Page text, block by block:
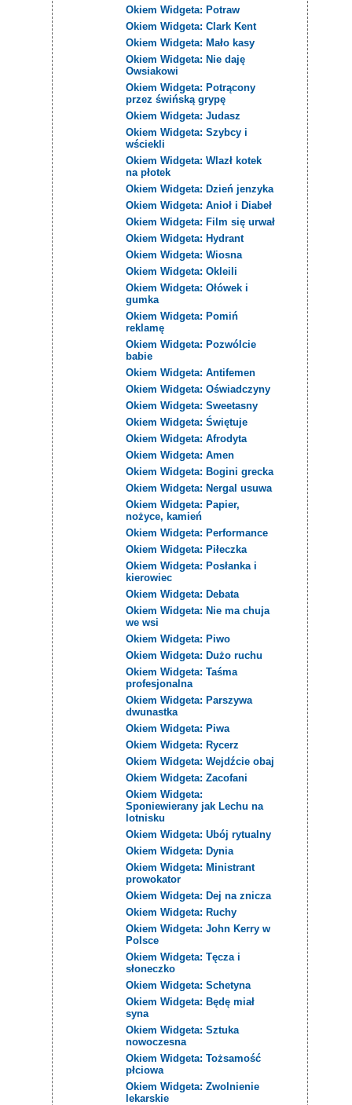
Okiem Widgeta: Potraw
Okiem Widgeta: Clark Kent
Okiem Widgeta: Mało kasy
Okiem Widgeta: Nie daję
Owsiakowi
Okiem Widgeta: Potrącony
przez świńską grypę
Okiem Widgeta: Judasz
Okiem Widgeta: Szybcy i
wściekli
Okiem Widgeta: Wlazł kotek
na płotek
Okiem Widgeta: Dzień jenzyka
Okiem Widgeta: Anioł i Diabeł
Okiem Widgeta: Film się urwał
Okiem Widgeta: Hydrant
Okiem Widgeta: Wiosna
Okiem Widgeta: Okleili
Okiem Widgeta: Ołówek i
gumka
Okiem Widgeta: Pomiń
reklamę
Okiem Widgeta: Pozwólcie
babie
Okiem Widgeta: Antifemen
Okiem Widgeta: Oświadczyny
Okiem Widgeta: Sweetasny
Okiem Widgeta: Świętuje
Okiem Widgeta: Afrodyta
Okiem Widgeta: Amen
Okiem Widgeta: Bogini grecka
Okiem Widgeta: Nergal usuwa
Okiem Widgeta: Papier,
nożyce, kamień
Okiem Widgeta: Performance
Okiem Widgeta: Piłeczka
Okiem Widgeta: Posłanka i
kierowiec
Okiem Widgeta: Debata
Okiem Widgeta: Nie ma chuja
we wsi
Okiem Widgeta: Piwo
Okiem Widgeta: Dużo ruchu
Okiem Widgeta: Taśma
profesjonalna
Okiem Widgeta: Parszywa
dwunastka
Okiem Widgeta: Piwa
Okiem Widgeta: Rycerz
Okiem Widgeta: Wejdźcie obaj
Okiem Widgeta: Zacofani
Okiem Widgeta:
Sponiewierany jak Lechu na
lotnisku
Okiem Widgeta: Ubój rytualny
Okiem Widgeta: Dynia
Okiem Widgeta: Ministrant
prowokator
Okiem Widgeta: Dej na znicza
Okiem Widgeta: Ruchy
Okiem Widgeta: John Kerry w
Polsce
Okiem Widgeta: Tęcza i
słoneczko
Okiem Widgeta: Schetyna
Okiem Widgeta: Będę miał
syna
Okiem Widgeta: Sztuka
nowoczesna
Okiem Widgeta: Tożsamość
płciowa
Okiem Widgeta: Zwolnienie
lekarskie